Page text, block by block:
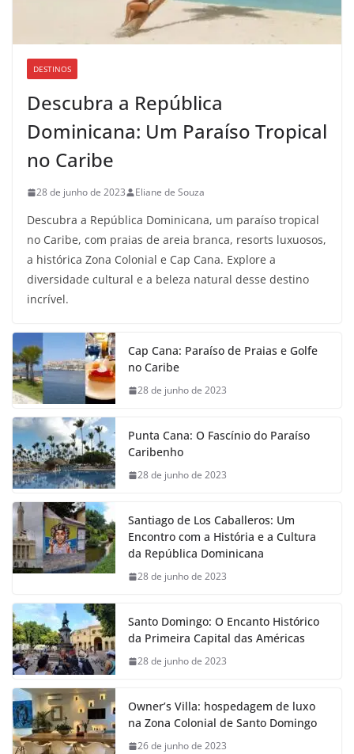
DESTINOS
Descubra a República
Dominicana: Um Paraíso Tropical
no Caribe
28 de junho de 2023 Eliane de Souza
Descubra a República Dominicana, um paraíso tropical
no Caribe, com praias de areia branca, resorts luxuosos,
a histórica Zona Colonial e Cap Cana. Explore a
diversidade cultural e a beleza natural desse destino
incrível.
Cap Cana: Paraíso de Praias e Golfe
no Caribe
28 de junho de 2023
Punta Cana: O Fascínio do Paraíso
Caribenho
28 de junho de 2023
Santiago de Los Caballeros: Um
Encontro com a História e a Cultura
da República Dominicana
28 de junho de 2023
Santo Domingo: O Encanto Histórico
da Primeira Capital das Américas
28 de junho de 2023
Owner’s Villa: hospedagem de luxo
na Zona Colonial de Santo Domingo
26 de junho de 2023